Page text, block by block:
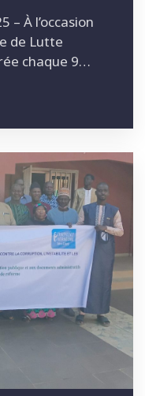
– À l’occasion
de Lutte
chaque 9…